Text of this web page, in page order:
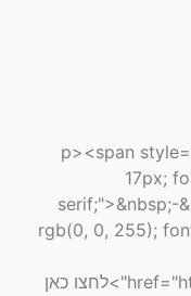
<p><span
17px;
serif;">&nbsp;-
rgb(0, 0, 255);
href="https://www.fridmanwork.com/mm">לחצו כאן